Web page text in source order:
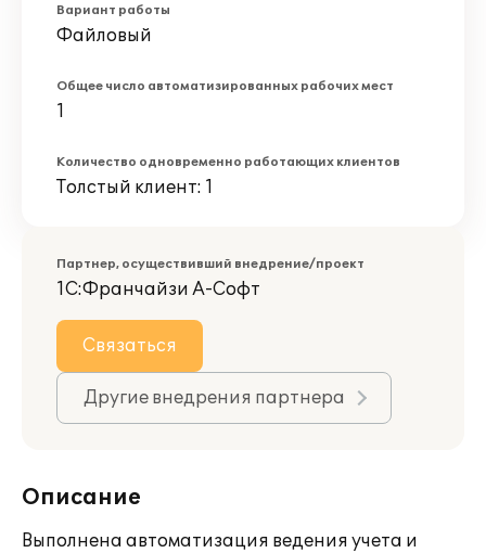
Вариант работы
Файловый
Общее число автоматизированных рабочих мест
1
Количество одновременно работающих клиентов
Толстый клиент: 1
Партнер, осуществивший внедрение/проект
1С:Франчайзи А-Софт
Связаться
Другие внедрения партнера
Описание
Выполнена автоматизация ведения учета и